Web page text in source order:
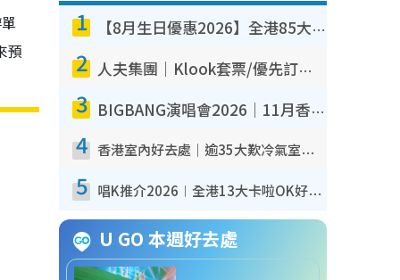
預
1 【8月生日優惠2026】全港85大食買玩著數攻略 自助餐/火鍋放題同行免費＋誠品/DONKI送現金券
2 人夫集團｜Klook套票/優先訂票/公開發售搶飛攻略！附票價.購票連結.場地座位表
3 BIGBANG演唱會2026｜11月香港啟德開3場！實名制VIP申請、優先購票攻略
4 香港室內好去處｜逾35大歎冷氣室內好去處推介 室內活動免費避雨無懼落雨
5 唱K推介2026︱全港13大卡啦OK好去處！最平$36起 日文K都有！(附地址+收費詳情)
U GO 本週好去處